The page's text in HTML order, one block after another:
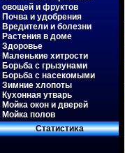
овощей и фруктов
Почва и удобрения
Вредители и болезни
Растения в доме
Здоровье
Маленькие хитрости
Борьба с грызунами
Борьба с насекомыми
Зимние хлопоты
Кухонная утварь
Мойка окон и дверей
Мойка полов
Статистиκа